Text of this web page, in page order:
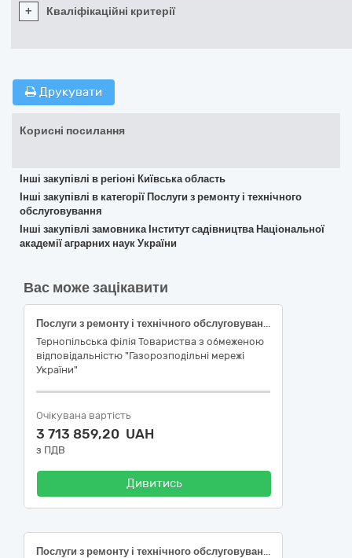
+ Кваліфікаційні критерії
Друкувати
Корисні посилання
Інші закупівлі в регіоні Київська область
Інші закупівлі в категорії Послуги з ремонту і технічного
обслуговування
Інші закупівлі замовника Інститут садівництва Національної
академії аграрних наук України
Вас може зацікавити
Послуги з ремонту і технічного обслуговування мототранспортних засобів і супутнього обладнання
Тернопільська філія Товариства з обмеженою
відповідальністю "Газорозподільні мережі
України"
Очікувана вартість
3 713 859,20 UAH
з ПДВ
Дивитись
Послуги з ремонту і технічного обслуговування мототранспортних засобів і супутнього обладнання